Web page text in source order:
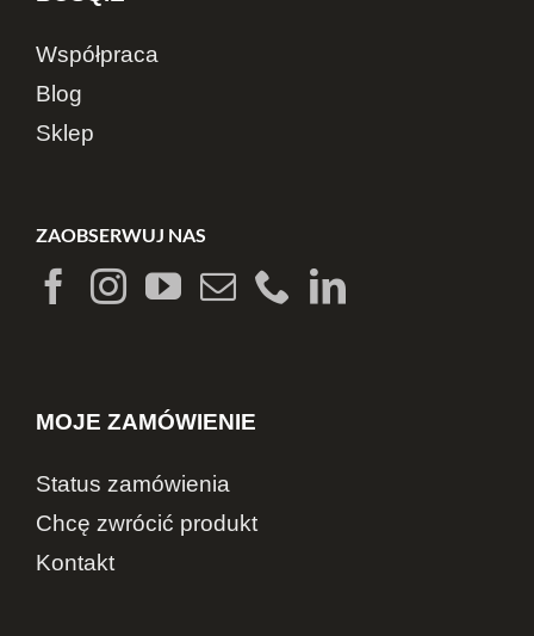
Współpraca
Blog
Sklep
ZAOBSERWUJ NAS
MOJE ZAMÓWIENIE
Status zamówienia
Chcę zwrócić produkt
Kontakt